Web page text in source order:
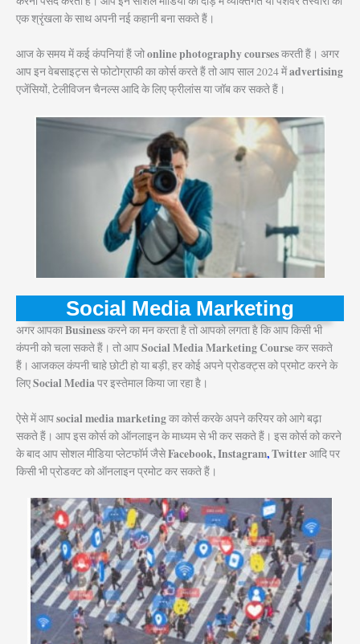
एक श्रृंखला के साथ अपनी नई कहानी बना सकते हैं।
आज के समय में कई कंपनियां हैं जोonline photography coursesकरती हैं। अगर
आप इन वेबसाइट्स से फोटोग्राफी का कोर्स करते हैं तो आप साल 2024 मेंadvertising
एजेंसियों, टेलीविजन चैनल्स आदि के लिए फ्रीलांस या जॉब कर सकते हैं।
Social Media Marketing
अगर आपकाBusinessकरने का मन करता है तो आपको लगता है कि आप किसी भी
कंपनी को चला सकते हैं। तो आपSocial Media Marketing Courseकर सकते
हैं। आजकल कंपनी चाहे छोटी हो या बड़ी, हर कोई अपने प्रोडक्ट्स को प्रमोट करने के
लिएSocial Mediaपर इस्तेमाल किया जा रहा है।
ऐसे में आपsocial media marketingका कोर्स करके अपने करियर को आगे बढ़ा
सकते हैं। आप इस कोर्स को ऑनलाइन के माध्यम से भी कर सकते हैं। इस कोर्स को करने
के बाद आप सोशल मीडिया प्लेटफॉर्म जैसेFacebook, Instagram,Twitterआदि पर
किसी भी प्रोडक्ट को ऑनलाइन प्रमोट कर सकते हैं।